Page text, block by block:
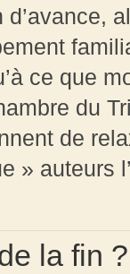
d’avance,
ce que
du
de
» auteurs
la fin